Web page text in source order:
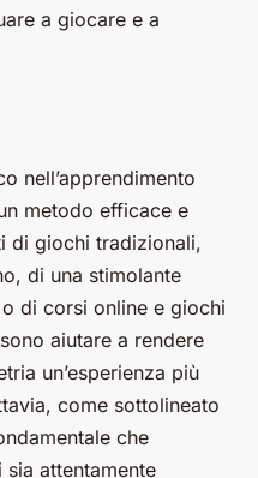
a giocare e a
nell’apprendimento
metodo efficace e
di giochi tradizionali,
di una stimolante
di corsi online e giochi
aiutare a rendere
un’esperienza più
come sottolineato
che
sia attentamente